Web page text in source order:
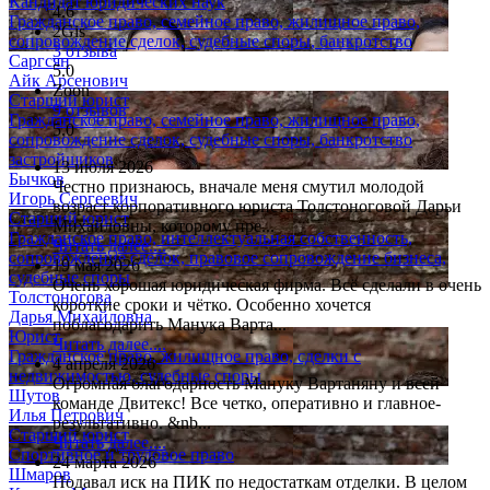
Гражданское право, семейное право, жилищное право,
сопровождение сделок, судебные споры, банкротство
Саргсян
Айк Арсенович
Старший юрист
Гражданское право, семейное право, жилищное право,
сопровождение сделок, судебные споры, банкротство
застройщиков
Бычков
Игорь Сергеевич
Старший юрист
Гражданское право, интеллектуальная собственность,
сопровождение сделок, правовое сопровождение бизнеса,
судебные споры
Толстоногова
Дарья Михайловна
Юрист
Гражданское право, жилищное право, сделки с
недвижимостью, судебные споры
Шутов
Илья Петрович
Старший юрист
Спортивное и трудовое право
Шмаров
4.6
2Gis
3 отзыва
5.0
Zoon
9 отзывов
5.0
13 июля 2026
Честно признаюсь, вначале меня смутил молодой
возраст корпоративного юриста Толстоноговой Дарьи
Михайловны, которому пре...
Читать далее....
19 мая 2026
Очень хорошая юридическая фирма. Всё сделали в очень
короткие сроки и чётко. Особенно хочется
поблагодарить Манука Варта...
Читать далее....
4 апреля 2026
Огромная благодарность Мануку Вартаняну и всей
команде Двитекс! Все четко, оперативно и главное-
результативно. &nb...
Читать далее....
24 марта 2026
Подавал иск на ПИК по недостаткам отделки. В целом